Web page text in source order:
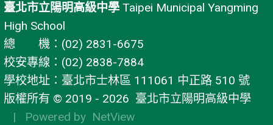
臺北市立陽明高級中學 Taipei Municipal Yangming
High School
總 機：(02) 2831-6675
校安專線：(02) 2838-7884
學校地址：臺北市士林區 111061 中正路 510 號
版權所有 © 2019 - 2026 臺北市立陽明高級中學
| Powered by NetView